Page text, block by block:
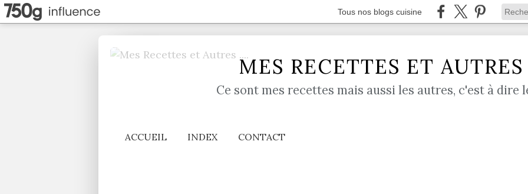
Tous nos blogs cuisine
MES RECETTES ET AUTRES
Ce sont mes recettes mais aussi les autres, c'est à dire
ACCUEIL INDEX CONTACT